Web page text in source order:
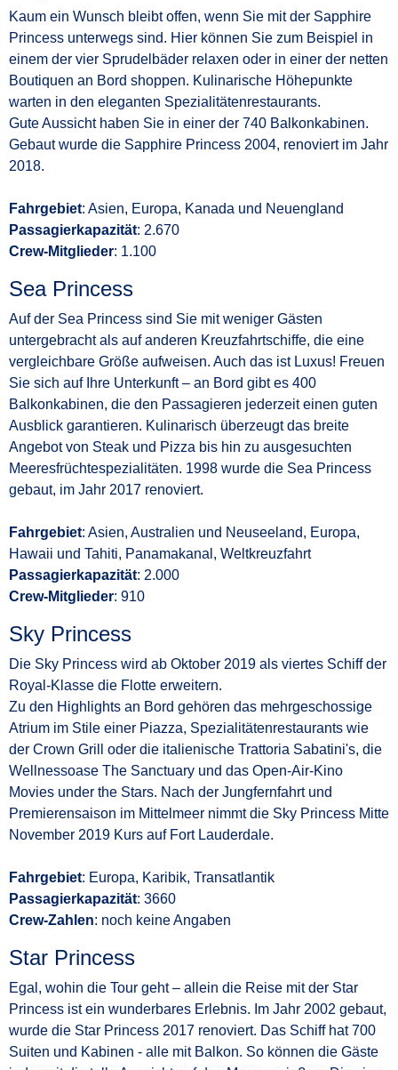
Kaum ein Wunsch bleibt offen, wenn Sie mit der Sapphire
Princess unterwegs sind. Hier können Sie zum Beispiel in
einem der vier Sprudelbäder relaxen oder in einer der netten
Boutiquen an Bord shoppen. Kulinarische Höhepunkte
warten in den eleganten Spezialitätenrestaurants.
Gute Aussicht haben Sie in einer der 740 Balkonkabinen.
Gebaut wurde die Sapphire Princess 2004, renoviert im Jahr
2018.
Fahrgebiet: Asien, Europa, Kanada und Neuengland
Passagierkapazität: 2.670
Crew-Mitglieder: 1.100
Sea Princess
Auf der Sea Princess sind Sie mit weniger Gästen
untergebracht als auf anderen Kreuzfahrtschiffe, die eine
vergleichbare Größe aufweisen. Auch das ist Luxus! Freuen
Sie sich auf Ihre Unterkunft – an Bord gibt es 400
Balkonkabinen, die den Passagieren jederzeit einen guten
Ausblick garantieren. Kulinarisch überzeugt das breite
Angebot von Steak und Pizza bis hin zu ausgesuchten
Meeresfrüchtespezialitäten. 1998 wurde die Sea Princess
gebaut, im Jahr 2017 renoviert.
Fahrgebiet: Asien, Australien und Neuseeland, Europa,
Hawaii und Tahiti, Panamakanal, Weltkreuzfahrt
Passagierkapazität: 2.000
Crew-Mitglieder: 910
Sky Princess
Die Sky Princess wird ab Oktober 2019 als viertes Schiff der
Royal-Klasse die Flotte erweitern.
Zu den Highlights an Bord gehören das mehrgeschossige
Atrium im Stile einer Piazza, Spezialitätenrestaurants wie
der Crown Grill oder die italienische Trattoria Sabatini's, die
Wellnessoase The Sanctuary und das Open-Air-Kino
Movies under the Stars. Nach der Jungfernfahrt und
Premierensaison im Mittelmeer nimmt die Sky Princess Mitte
November 2019 Kurs auf Fort Lauderdale.
Fahrgebiet: Europa, Karibik, Transatlantik
Passagierkapazität: 3660
Crew-Zahlen: noch keine Angaben
Star Princess
Egal, wohin die Tour geht – allein die Reise mit der Star
Princess ist ein wunderbares Erlebnis. Im Jahr 2002 gebaut,
wurde die Star Princess 2017 renoviert. Das Schiff hat 700
Suiten und Kabinen - alle mit Balkon. So können die Gäste